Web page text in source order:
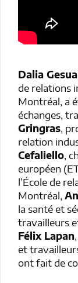
Dalia
de relations
Montréal, a
échanges,
Gringras,
relation
Cefaliello,
européen
l’École de
Montréal,
la santé et
travailleurs
Félix Lapan
et
ont fait de